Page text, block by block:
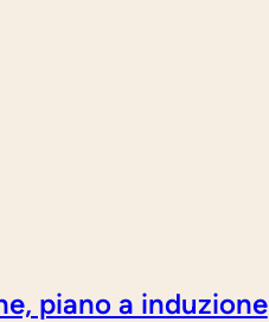
piano a induzione